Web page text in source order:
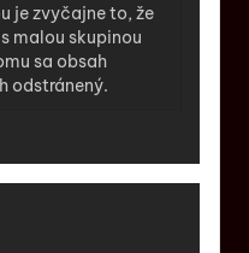
je zvyčajne to, že
malou skupinou
sa obsah
odstránený.